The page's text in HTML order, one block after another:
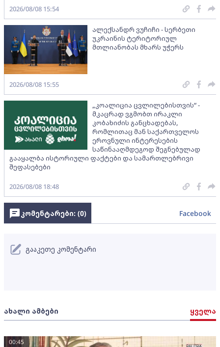
2026/08/08 15:54
ალექსანდრ ვუჩიჩი - სერბეთი
უკრაინის ტერიტორიულ
მთლიანობას მხარს უჭერს
2026/08/08 15:55
„კოალიცია ცვლილებისთვის“ -
მკაცრად ვგმობთ ირაკლი
კობახიძის განცხადებას,
რომლითაც მან საქართველოს
ეროვნული ინტერესების
საწინააღმდეგოდ შეგნებულად
გააყალბა ისტორიული ფაქტები და სამართლებრივი
შეფასებები
2026/08/08 18:48
ახალი ამბები ყველა
00:45
კომენტარები: (0) Facebook
გააკეთე კომენტარი